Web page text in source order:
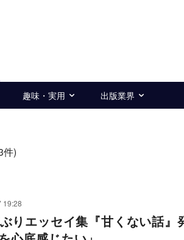
趣味・実用 出版業界
件)
19:28
りエッセイ集『甘くない話』